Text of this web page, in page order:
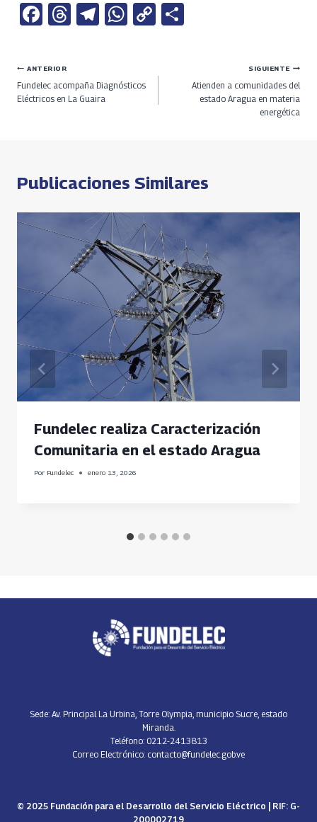
Fa
b
o
o
T
a
ds
Te
a
m
W
s
C
Li
n
e
Navegación
de
ANTERIOR
Fundelec acompaña Diagnósticos
Eléctricos en La Guaira
SIGUIENTE
Atienden a comunidades del
estado Aragua en materia
energética
Publicaciones Similares
Fundelec realiza Caracterización
Comunitaria en el estado Aragua
Por Fundelec enero 13, 2026
Sede: Av. Principal La Urbina, Torre Olympia, municipio Sucre, estado
Miranda.
Teléfono: 0212-2413813
Correo Electrónico: contacto@fundelec.gob.ve
© 2025 Fundación para el Desarrollo del Servicio Eléctrico | RIF: G-
200002719